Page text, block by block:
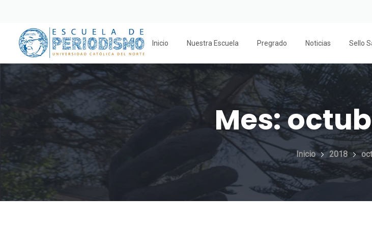
Inicio Nuestra Escuela Pregrado Noticias Sello
Mes:
Inicio 2018